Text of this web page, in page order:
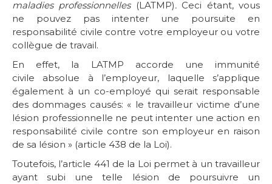
maladies professionnelles(LATMP).Ceci étant, vous
ne pouvez pas intenter une poursuite en
responsabilité civile contre votre employeur ou votre
collègue de travail.
En effet, la LATMP accorde une immunité
civile absolue à l’employeur, laquelle s’applique
également à un co-employé qui serait responsable
des dommages causés: « le travailleur victime d’une
lésion professionnelle ne peut intenter une action en
responsabilité civile contre son employeur en raison
de sa lésion » (article 438 de la Loi).
Toutefois, l’article 441 de la Loi permet à un travailleur
ayant subi une telle lésion de poursuivre un